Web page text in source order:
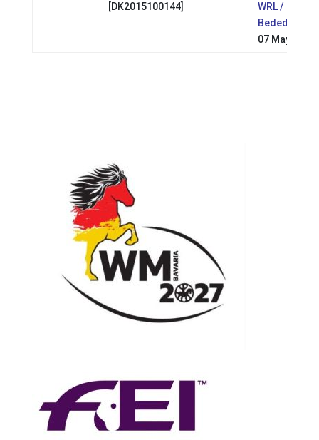
[DK2015100144]
WRL / DRL
07 May 2023